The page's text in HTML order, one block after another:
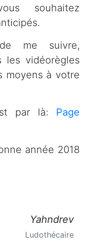
souhaitez
me suivre,
les vidéorègles
moyens à votre
par là: Page
année 2018
Yahndrev
Ludothécaire